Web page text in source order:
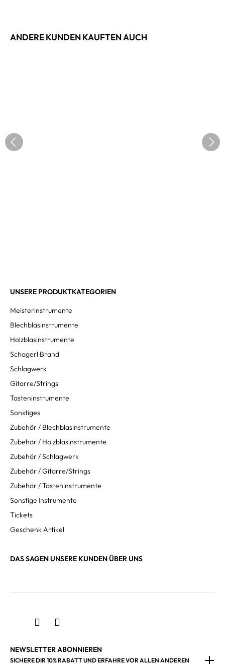
ANDERE KUNDEN KAUFTEN AUCH
UNSERE PRODUKTKATEGORIEN
Meisterinstrumente
Blechblasinstrumente
Holzblasinstrumente
Schagerl Brand
Schlagwerk
Gitarre/Strings
Tasteninstrumente
Sonstiges
Zubehör / Blechblasinstrumente
Zubehör / Holzblasinstrumente
Zubehör / Schlagwerk
Zubehör / Gitarre/Strings
Zubehör / Tasteninstrumente
Sonstige Instrumente
Tickets
Geschenk Artikel
DAS SAGEN UNSERE KUNDEN ÜBER UNS
NEWSLETTER ABONNIEREN
SICHERE DIR 10% RABATT UND ERFAHRE VOR ALLEN ANDEREN